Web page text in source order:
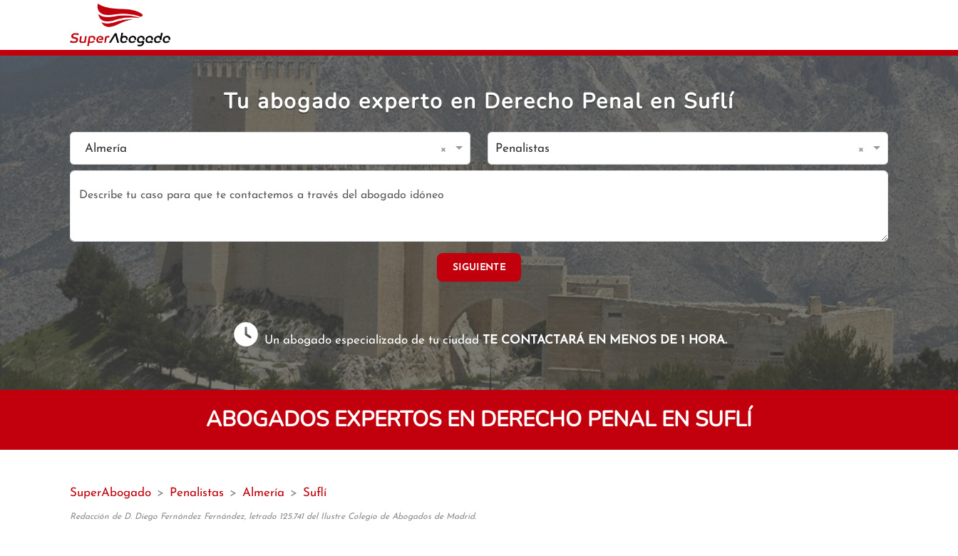
Tu abogado experto en Derecho Penal en Suflí
Almería × Penalistas ×
SIGUIENTE
Un abogado especializado de tu ciudadTE CONTACTARÁ EN MENOS DE 1 HORA.
ABOGADOS EXPERTOS EN DERECHO PENAL EN SUFLÍ
SuperAbogado > Penalistas > Almería > Suflí
Redacción de D. Diego Fernández Fernández, letrado 125.741 del Ilustre Colegio de Abogados de Madrid.